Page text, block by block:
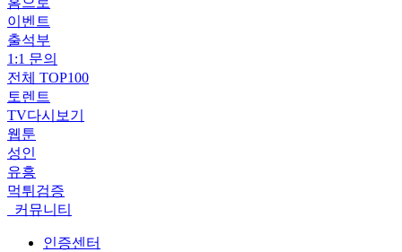
이벤트
출석부
1:1 문의
전체 TOP100
토렌트
TV다시보기
웹툰
성인
유흥
먹튀검증
커뮤니티
인증센터